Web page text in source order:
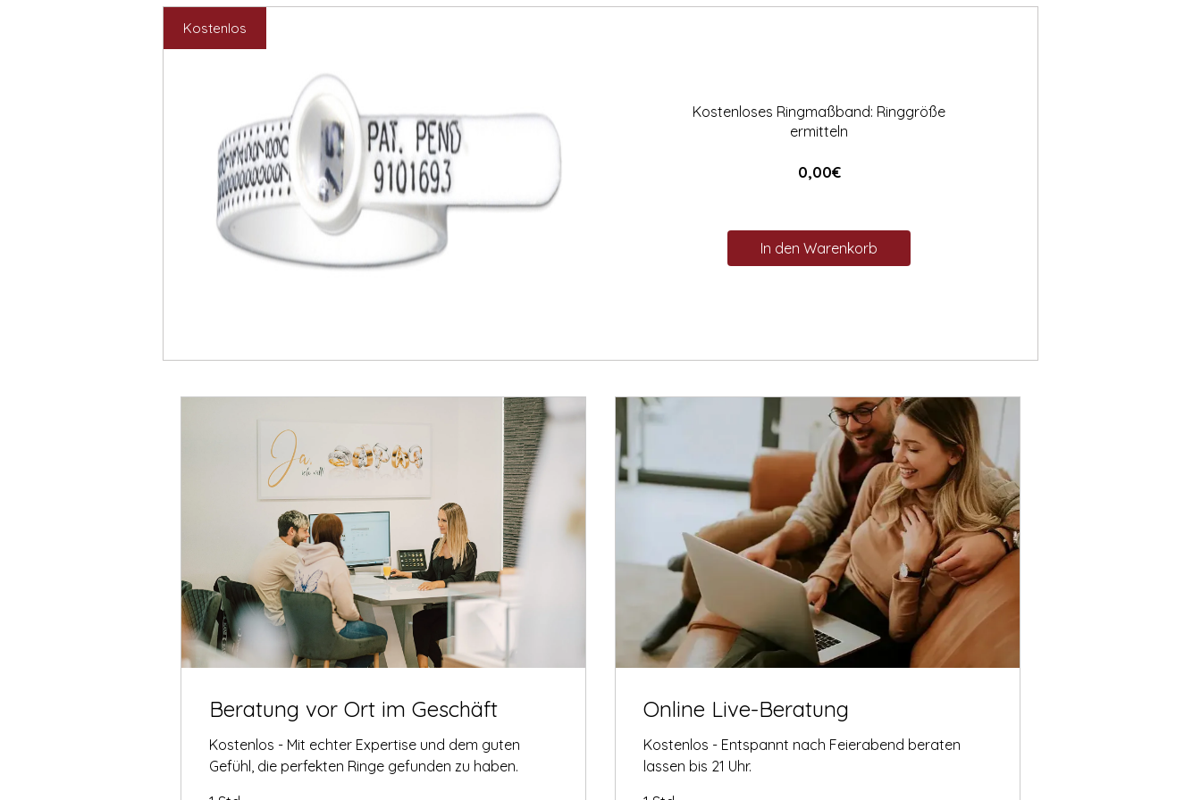
Kostenlos
Kostenloses Ringmaßband: Ringgröße
ermitteln
0,00€Preis
In den Warenkorb
Beratung vor Ort im Geschäft
Kostenlos - Mit echter Expertise und dem guten
Gefühl, die perfekten Ringe gefunden zu haben.
Online Live-Beratung
Kostenlos - Entspannt nach Feierabend beraten
lassen bis 21 Uhr.